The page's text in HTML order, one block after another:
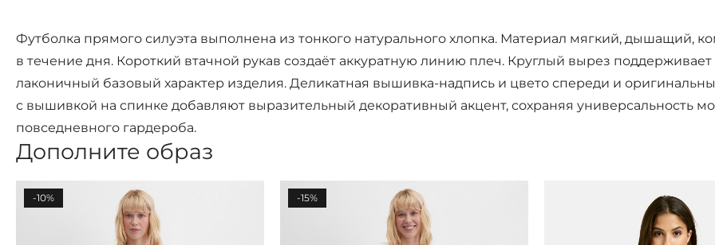
Футболка прямого силуэта выполнена из тонкого натурального хлопка. Материал мягкий, дышащий,
в течение дня. Короткий втачной рукав создаёт аккуратную линию плеч. Круглый вырез поддерживает
лаконичный базовый характер изделия. Деликатная вышивка-надпись и цвето спереди и
с вышивкой на спинке добавляют выразительный декоративный акцент, сохраняя универсальность
повседневного гардероба.
Дополните образ
-10% -15%